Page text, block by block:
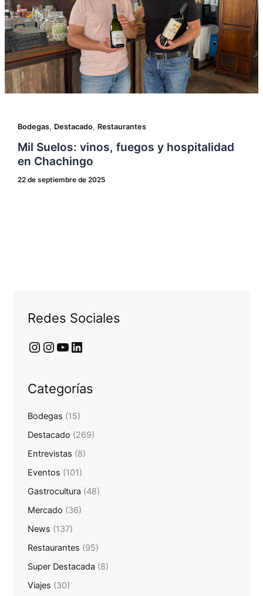
Bodegas, Destacado, Restaurantes
Mil Suelos: vinos, fuegos y hospitalidad
en Chachingo
22 de septiembre de 2025
Redes Sociales
Categorías
Bodegas (15)
Destacado (269)
Entrevistas (8)
Eventos (101)
Gastrocultura (48)
Mercado (36)
News (137)
Restaurantes (95)
Super Destacada (8)
Viajes (30)